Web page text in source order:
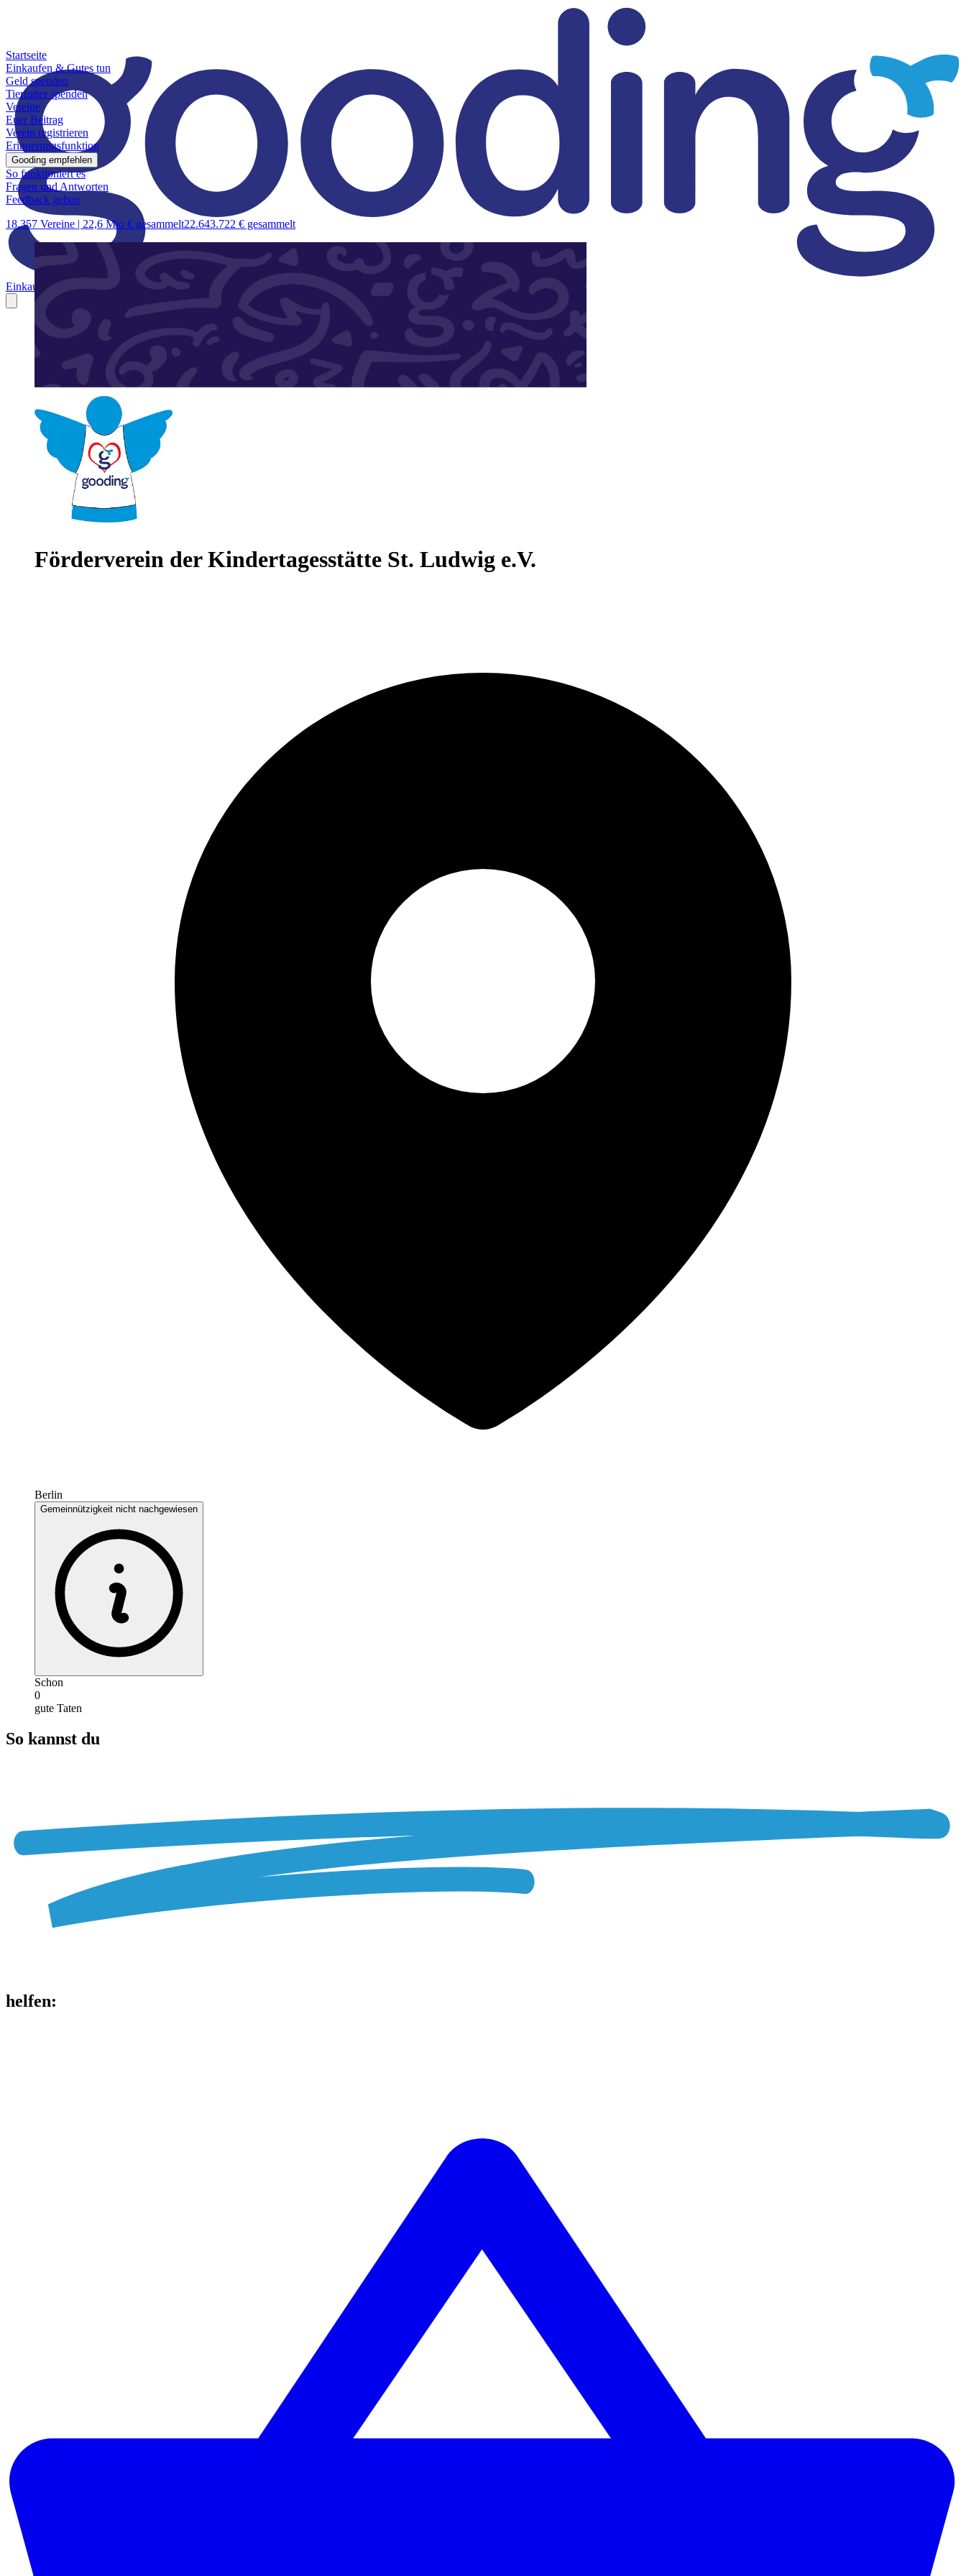
Einkaufen & Gutes tun Geld spendenTierfutter spenden VereineEuer Beitrag
Startseite
Einkaufen & Gutes tun
Geld spenden
Tierfutter spenden
Vereine
Euer Beitrag
Verein registrieren
Erinnerungsfunktion
Gooding empfehlen
So funktioniert es
Fragen und Antworten
Feedback geben
18.357 Vereine | 22,6 Mio € gesammelt22.643.722 € gesammelt
Förderverein der Kindertagesstätte St. Ludwig e.V.
Berlin
Gemeinnützigkeit nicht nachgewiesen
Schon
0
gute Taten
So kannst du
helfen: